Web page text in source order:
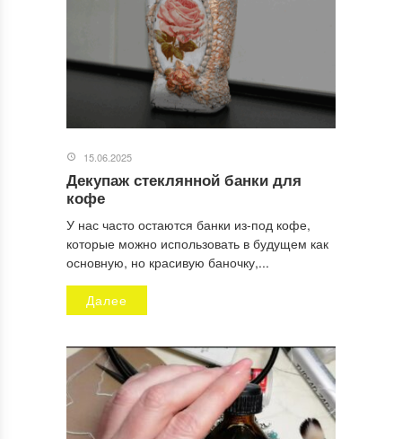
15.06.2025
Декупаж стеклянной банки для
кофе
У нас часто остаются банки из-под кофе,
которые можно использовать в будущем как
основную, но красивую баночку,...
Далее